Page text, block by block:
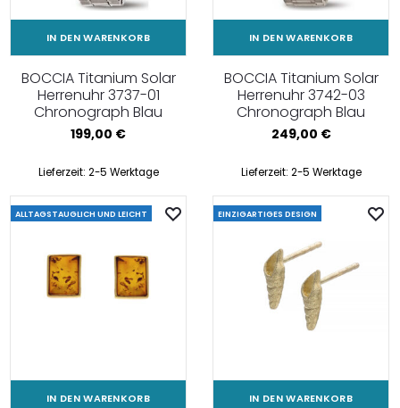
IN DEN WARENKORB
BOCCIA Titanium Solar
Herrenuhr 3737-01
Chronograph Blau
199,00 €
Lieferzeit: 2-5 Werktage
IN DEN WARENKORB
BOCCIA Titanium Solar
Herrenuhr 3742-03
Chronograph Blau
249,00 €
Lieferzeit: 2-5 Werktage
ALLTAGSTAUGLICH UND LEICHT
IN DEN WARENKORB
EINZIGARTIGES DESIGN
IN DEN WARENKORB